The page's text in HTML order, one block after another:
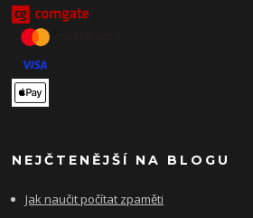
NEJČTENĚJŠÍ NA BLOGU
Jak naučit počítat zpaměti